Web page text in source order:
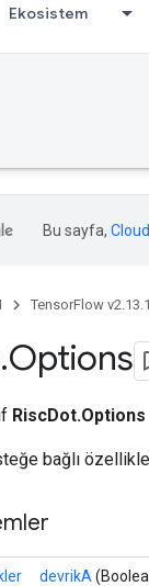
Ekosistem
Bu sayfa,
TensorFlow v2.13.1
.Options
RiscDot.Options
bağlı
devrikA